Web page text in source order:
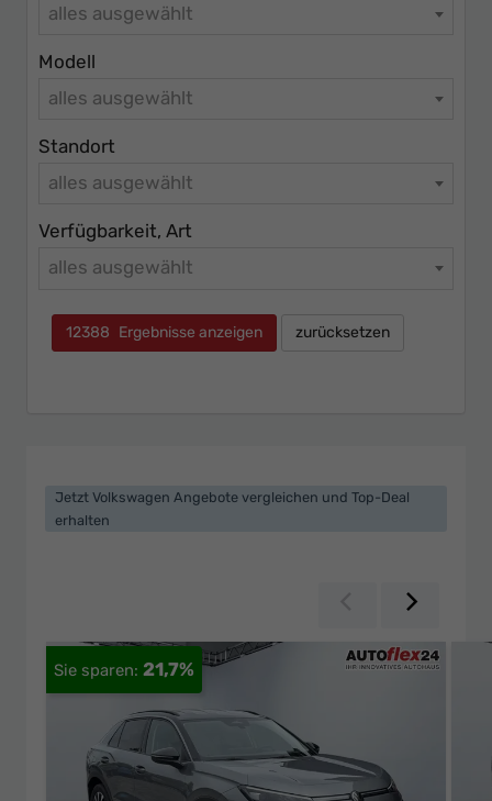
alles ausgewählt
Modell
alles ausgewählt
Standort
alles ausgewählt
Verfügbarkeit, Art
alles ausgewählt
12388 Ergebnisse anzeigen zurücksetzen
Jetzt Volkswagen Angebote vergleichen und Top-Deal
erhalten
Zurück
21,7%